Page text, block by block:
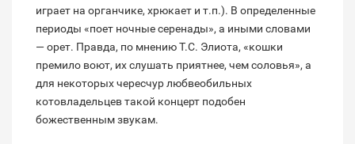
играет на органчике, хрюкает и т.п.). В определенные
периоды «поет ночные серенады», а иными словами
— орет. Правда, по мнению Т.С. Элиота, «кошки
премило воют, их слушать приятнее, чем соловья», а
для некоторых чересчур любвеобильных
котовладельцев такой концерт подобен
божественным звукам.